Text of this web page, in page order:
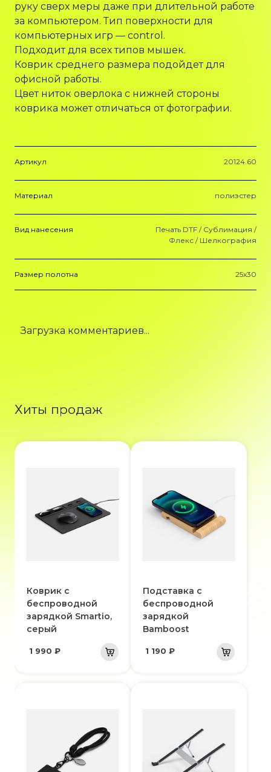
руку сверх меры даже при длительной работе
за компьютером. Тип поверхности для
компьютерных игр — control.
Подходит для всех типов мышек.
Коврик среднего размера подойдет для
офисной работы.
Цвет ниток оверлока с нижней стороны
коврика может отличаться от фотографии.
Артикул 20124.60
Материал полиэстер
Вид нанесения
Печать DTF / Сублимация /
Флекс / Шелкография
Размер полотна 25x30
Загрузка комментариев...
Хиты продаж
Коврик с
беспроводной
зарядкой Smartio,
серый
1 990 ₽
Подставка с
беспроводной
зарядкой
Bamboost
1 190 ₽